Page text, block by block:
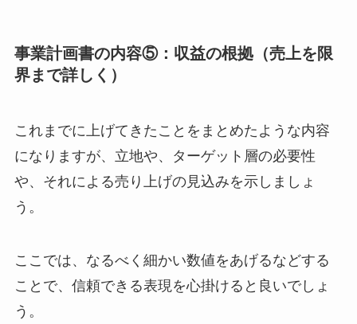
事業計画書の内容⑤：収益の根拠（売上を限
界まで詳しく）
これまでに上げてきたことをまとめたような内容
になりますが、立地や、ターゲット層の必要性
や、それによる売り上げの見込みを示しましょ
う。
ここでは、なるべく細かい数値をあげるなどする
ことで、信頼できる表現を心掛けると良いでしょ
う。